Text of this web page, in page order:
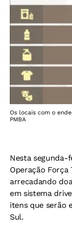
Os locais com o
PMBA
Nesta segunda-
Operação Força
arrecadando
em sistema
itens que serão
Sul.